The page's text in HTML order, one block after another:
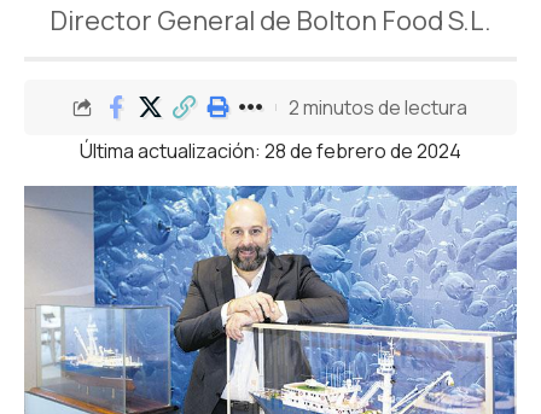
Director General de Bolton Food S.L.
Última actualización: 28 de febrero de 2024
2 minutos de lectura